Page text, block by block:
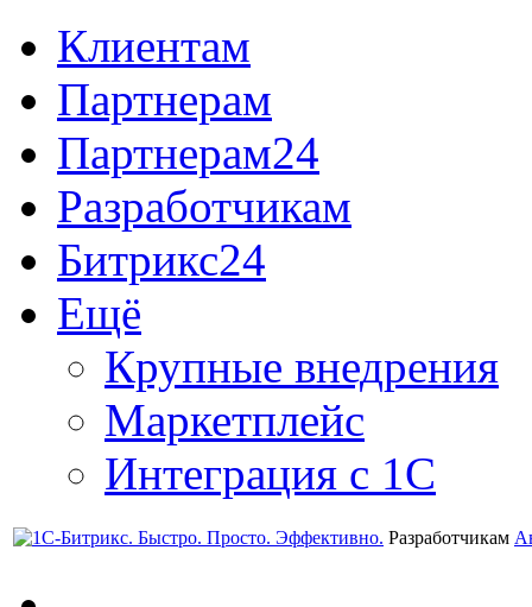
Клиентам
Партнерам
Партнерам24
Разработчикам
Битрикс24
Ещё
Крупные внедрения
Маркетплейс
Интеграция с 1С
Разработчикам